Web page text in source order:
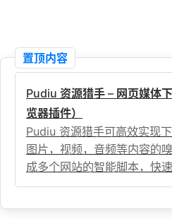
置顶内容
Pudiu 资源猎手 – 网页媒体
览器插件）
Pudiu 资源猎手可高效实现
图片，视频，音频等内容的
成多个网站的智能脚本，快